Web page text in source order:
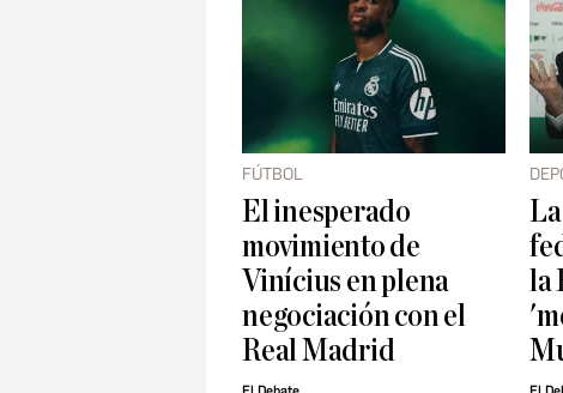
FÚTBOL
El inesperado
movimiento de
Vinícius en plena
negociación con el
Real Madrid